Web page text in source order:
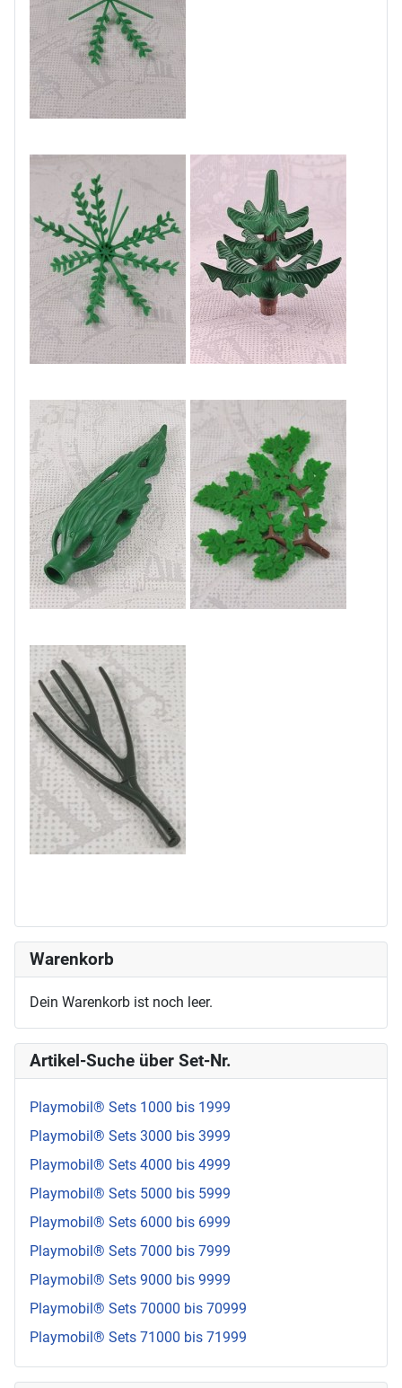
Warenkorb
Dein Warenkorb ist noch leer.
Artikel-Suche über Set-Nr.
Playmobil® Sets 1000 bis 1999
Playmobil® Sets 3000 bis 3999
Playmobil® Sets 4000 bis 4999
Playmobil® Sets 5000 bis 5999
Playmobil® Sets 6000 bis 6999
Playmobil® Sets 7000 bis 7999
Playmobil® Sets 9000 bis 9999
Playmobil® Sets 70000 bis 70999
Playmobil® Sets 71000 bis 71999